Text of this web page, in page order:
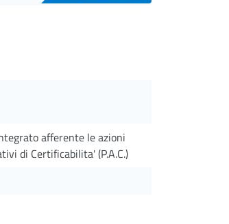
afferente le azioni
di Certificabilita' (P.A.C.)